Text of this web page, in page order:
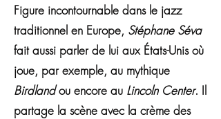
Figure incontournable dans le jazz
traditionnel en Europe, Stéphane Séva
fait aussi parler de lui aux États-Unis où
joue, par exemple, au mythique
Birdlandou encore au Lincoln Center. Il
partage la scène avec la crème des